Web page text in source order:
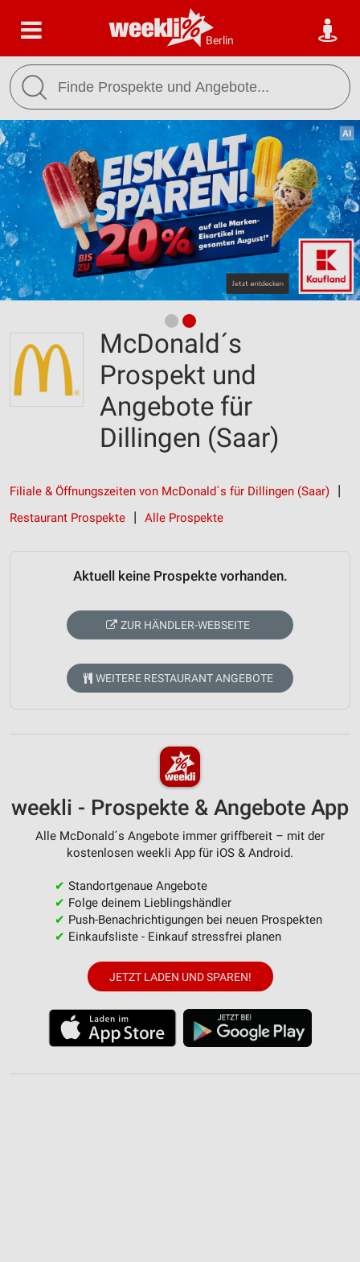
Berlin
McDonald´s
Prospekt und
Angebote für
Dillingen (Saar)
Filiale & Öffnungszeiten von McDonald´s für Dillingen (Saar)
Restaurant Prospekte
Alle Prospekte
Aktuell keine Prospekte vorhanden.
ZUR HÄNDLER-WEBSEITE
WEITERE RESTAURANT ANGEBOTE
weekli - Prospekte & Angebote App
Alle McDonald´s Angebote immer griffbereit – mit der
kostenlosen weekli App für iOS & Android.
✔ Standortgenaue Angebote
✔ Folge deinem Lieblingshändler
✔ Push-Benachrichtigungen bei neuen Prospekten
✔ Einkaufsliste - Einkauf stressfrei planen
JETZT LADEN UND SPAREN!